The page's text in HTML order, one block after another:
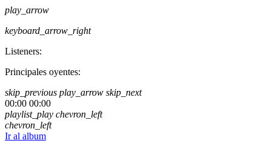
play_arrow
keyboard_arrow_right
Listeners:
Principales oyentes:
skip_previous play_arrow skip_next
00:00 00:00
playlist_play chevron_left
chevron_left
Ir al album